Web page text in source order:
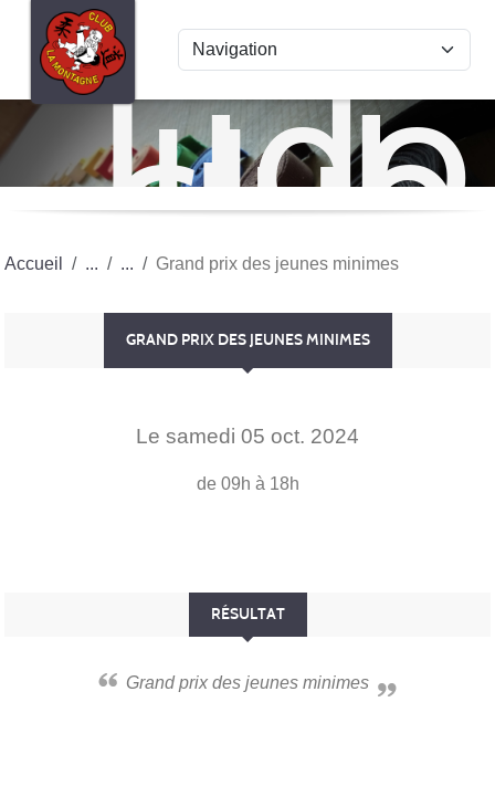
Judo
club
La
Accueil Grand prix des jeunes minimes
GRAND PRIX DES JEUNES MINIMES
Le samedi 05 oct. 2024
de 09h à 18h
RÉSULTAT
Grand prix des jeunes minimes
Panneau de gestion des cookies